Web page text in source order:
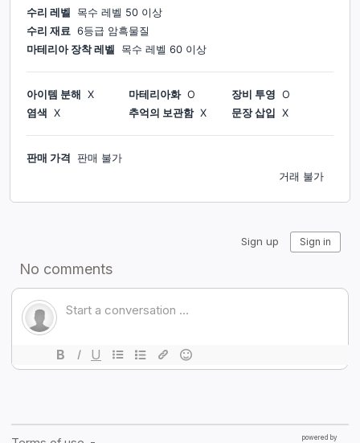
수리 레벨 목수 레벨 50 이상
수리 재료 6등급 암흑물질
마테리아 장착 레벨
목수 레벨 60 이상
아이템 분해 X 마테리아화 O 장비 투영 O
염색
X 추억의 보관함 X 문장 삽입 X
판매 가격
판매 불가
거래 불가